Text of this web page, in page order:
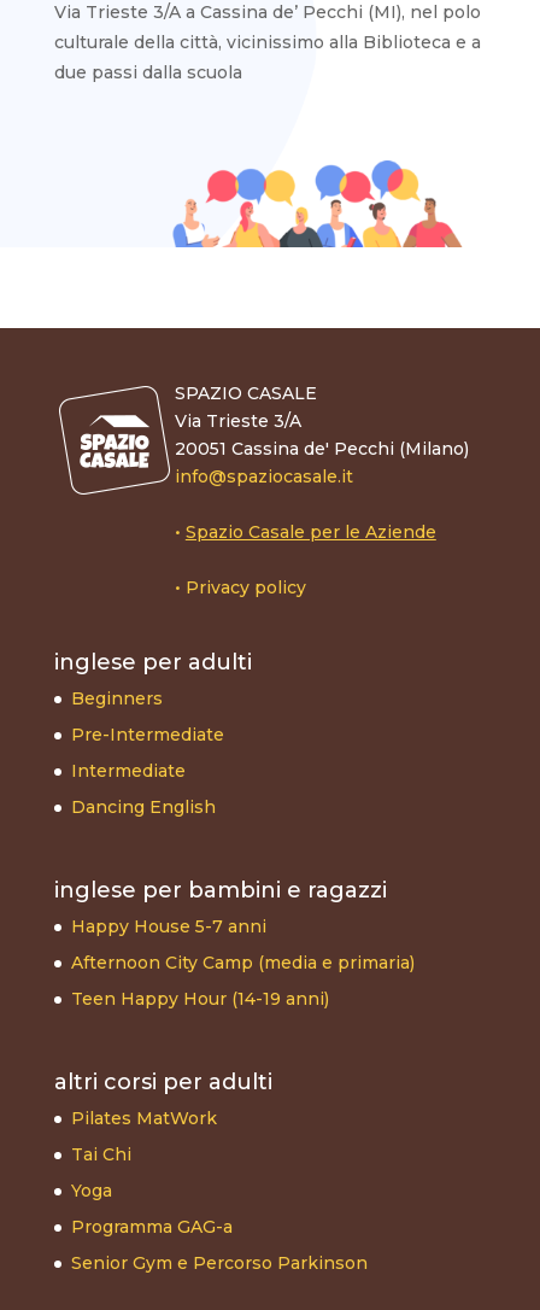
Via Trieste 3/A a Cassina de’ Pecchi (MI), nel polo
culturale della città, vicinissimo alla Biblioteca e a
due passi dalla scuola
SPAZIO CASALE
Via Trieste 3/A
20051 Cassina de' Pecchi (Milano)
info@spaziocasale.it
• Spazio Casale per le Aziende
• Privacy policy
inglese per adulti
Beginners
Pre-Intermediate
Intermediate
Dancing English
inglese per bambini e ragazzi
Happy House 5-7 anni
Afternoon City Camp (media e primaria)
Teen Happy Hour (14-19 anni)
altri corsi per adulti
Pilates MatWork
Tai Chi
Yoga
Programma GAG-a
Senior Gym e Percorso Parkinson